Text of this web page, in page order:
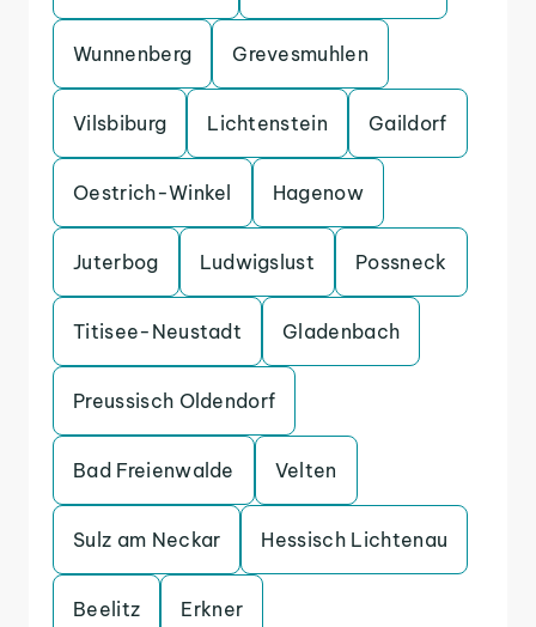
Wunnenberg Grevesmuhlen
Vilsbiburg Lichtenstein Gaildorf
Oestrich-Winkel Hagenow
Juterbog Ludwigslust Possneck
Titisee-Neustadt Gladenbach
Preussisch Oldendorf
Bad Freienwalde Velten
Sulz am Neckar Hessisch Lichtenau
Beelitz Erkner